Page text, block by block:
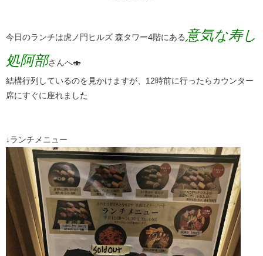
今日のランチは虎ノ門ヒルズ 森タワー4階にある 意気な寿し
処阿部さんへ🍣
結構行列しているのを見かけますが、12時前に行ったらカウンター
席にすぐに座れました
↓ランチメニュー